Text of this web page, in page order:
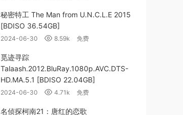
秘密特工 The Man from U.N.C.L.E 2015
[BDISO 36.54GB]
2024-06-30 8.59k 免费
觅迹寻踪
Talaash.2012.BluRay.1080p.AVC.DTS-
HD.MA.5.1 [BDISO 22.04GB]
2024-06-30 4.71k 免费
名侦探柯南21：唐红的恋歌